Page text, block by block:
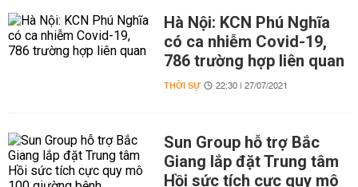
Hà Nội: KCN Phú Nghĩa
có ca nhiễm Covid-19,
786 trường hợp liên quan
THỜI SỰ 22:30 | 27/07/2021
Sun Group hỗ trợ Bắc
Giang lắp đặt Trung tâm
Hồi sức tích cực quy mô